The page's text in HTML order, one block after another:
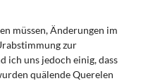
müssen, Änderungen im
zur
ich uns jedoch einig, dass
quälende Querelen